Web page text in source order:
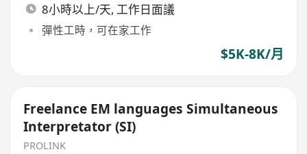
8小時以上/天, 工作日面議
彈性工時，可在家工作
$5K-8K/月
Freelance EM languages Simultaneous
Interpretator (SI)
PROLINK